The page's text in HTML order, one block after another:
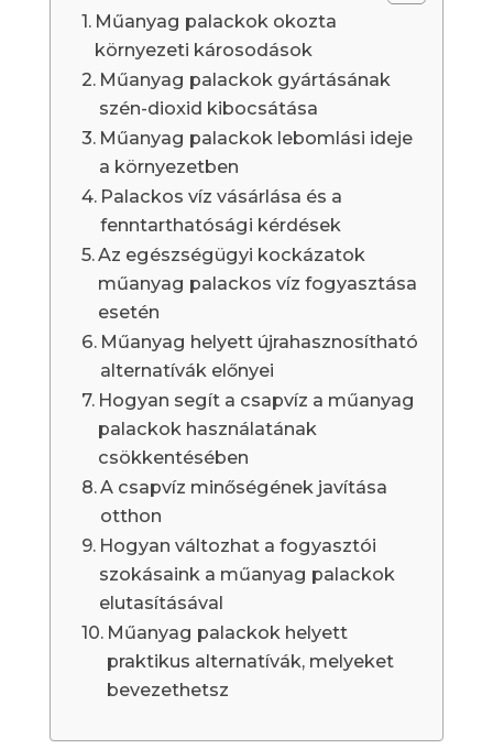
Műanyag palackok okozta
környezeti károsodások
Műanyag palackok gyártásának
szén-dioxid kibocsátása
Műanyag palackok lebomlási ideje
a környezetben
Palackos víz vásárlása és a
fenntarthatósági kérdések
Az egészségügyi kockázatok
műanyag palackos víz fogyasztása
esetén
Műanyag helyett újrahasznosítható
alternatívák előnyei
Hogyan segít a csapvíz a műanyag
palackok használatának
csökkentésében
A csapvíz minőségének javítása
otthon
Hogyan változhat a fogyasztói
szokásaink a műanyag palackok
elutasításával
Műanyag palackok helyett
praktikus alternatívák, melyeket
bevezethetsz